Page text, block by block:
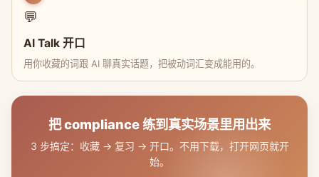
💬
AI Talk 开口
用你收藏的词跟 AI 聊真实话题，把被动词汇变成能用的。
把 compliance 练到真实场景里用出来
3 步搞定：收藏 → 复习 → 开口。不用下载，打开网页就开
始。